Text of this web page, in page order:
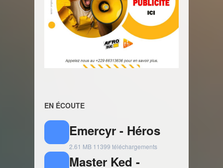
EN ÉCOUTE
Emercyr - Héros
2.61 MB 11399 téléchargements
Master Ked -